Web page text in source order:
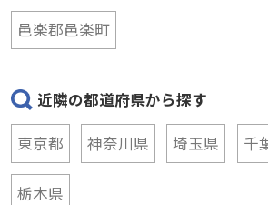
邑楽郡邑楽町
近隣の都道府県から探す
東京都
神奈川県 埼玉県 千
栃木県